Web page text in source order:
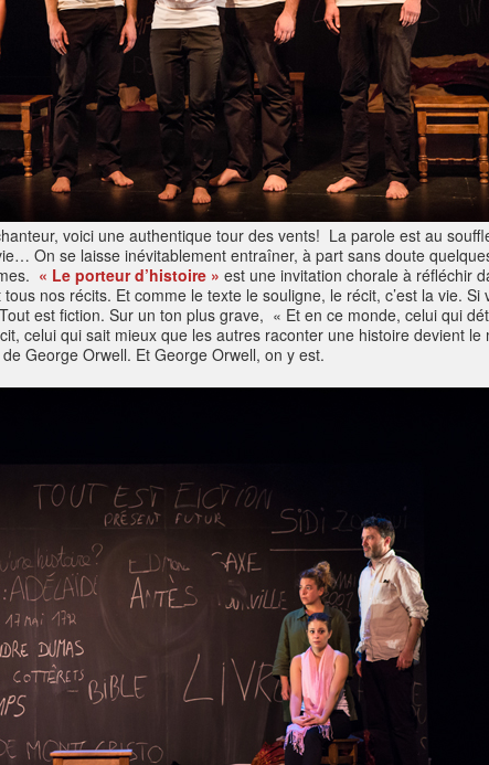
voici une authentique tour des vents! La parole est au
On se laisse inévitablement entraîner, à part sans doute
« Le porteur d’histoire » est une invitation chorale à réfléchir
nos récits. Et comme le texte le souligne, le récit, c’est la vie. Si
est fiction. Sur un ton plus grave, « Et en ce monde, celui qui
celui qui sait mieux que les autres raconter une histoire devient le
George Orwell. Et George Orwell, on y est.